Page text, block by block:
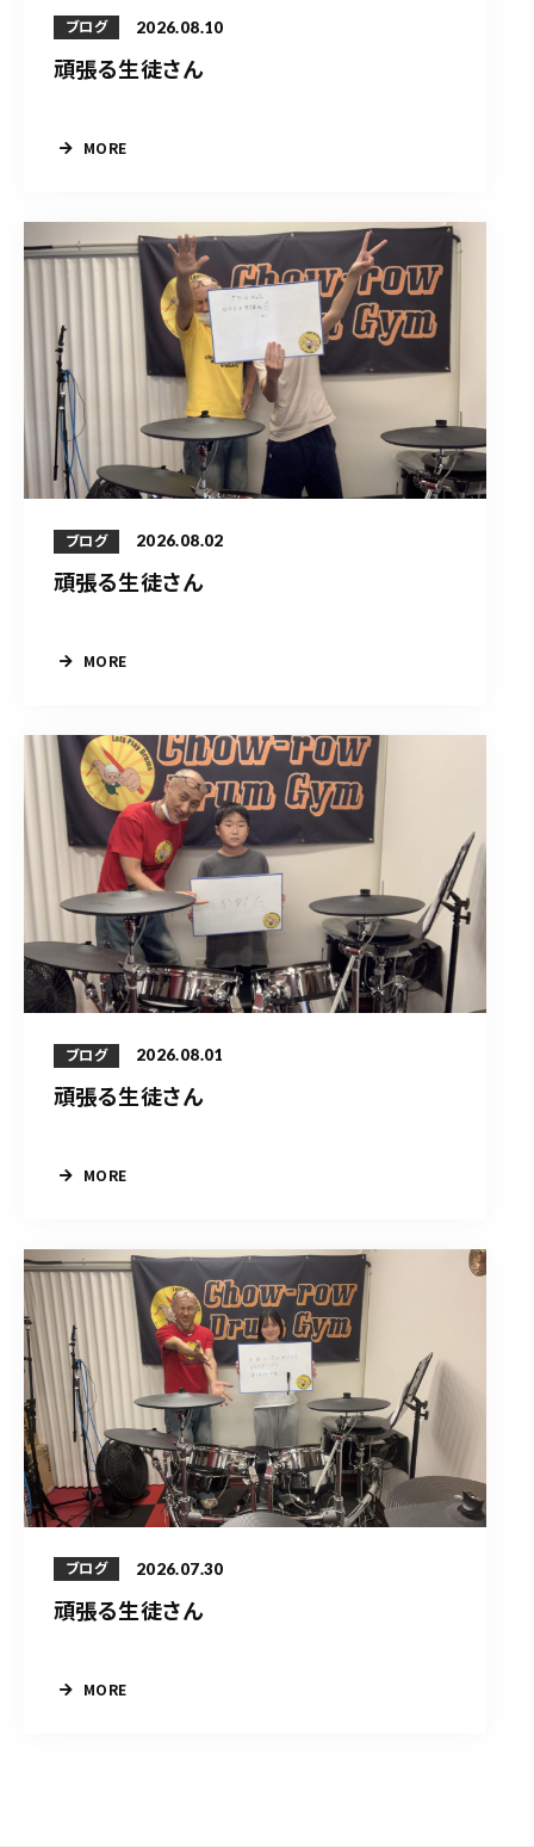
ブログ 2026.08.10
頑張る生徒さん
MORE
ブログ 2026.08.02
頑張る生徒さん
MORE
ブログ 2026.08.01
頑張る生徒さん
MORE
ブログ 2026.07.30
頑張る生徒さん
MORE